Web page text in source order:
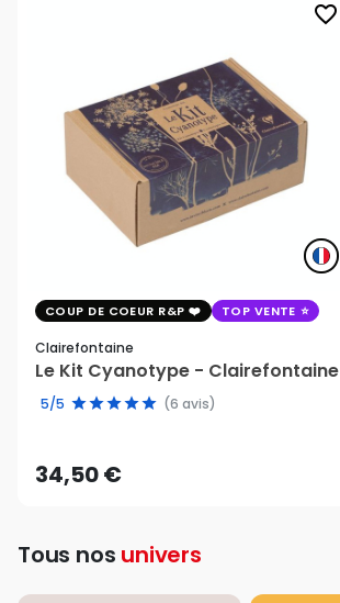
favorite_border
COUP DE COEUR R&P TOP VENTE
Clairefontaine
Le Kit Cyanotype - Clairefontaine
5/5 (6 avis)
34,50 €
Tous nos univers